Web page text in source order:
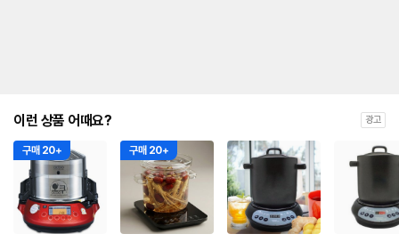
이런 상품 어때요? 광고
구매 20+ 구매 20+